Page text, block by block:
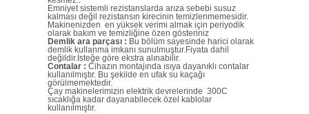
Emniyet sistemli rezistanslarda arıza sebebi susuz
kalması değil rezistansın kirecinin temizlenmemesidir.
Makinenizden en yüksek verimi almak için periyodik
olarak bakım ve temizliğine özen gösteriniz
Demlik ara parçası : Bu bölüm sayesinde harici olarak
demlik kullanma imkanı sunulmuştur.Fiyata dahil
değildir.İsteğe göre ekstra alınabilir.
Contalar : Cihazın montajında ısıya dayanıklı contalar
kullanılmıştır. Bu şekilde en ufak su kaçağı
görülmemektedir.
Çay makinelerimizin elektrik devrelerinde 300C
sıcaklığa kadar dayanabilecek özel kablolar
kullanılmıştır.